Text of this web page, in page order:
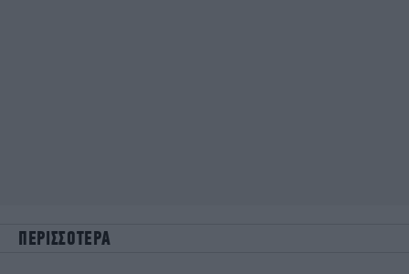
ΠΕΡΙΣΣΟΤΕΡΑ